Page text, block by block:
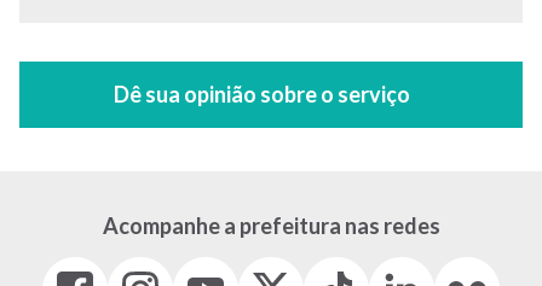
Acompanhe a prefeitura nas redes
FacebookInstagram
Tiktok
LinkedIn